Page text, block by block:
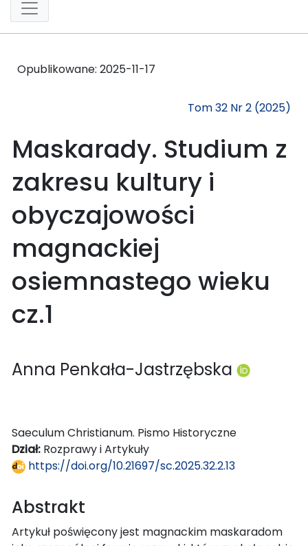
Opublikowane: 2025-11-17
Tom 32 Nr 2 (2025)
Maskarady. Studium z
zakresu kultury i
obyczajowości
magnackiej
osiemnastego wieku
cz.1
Anna Penkała-Jastrzębska
Saeculum Christianum. Pismo Historyczne
Dział: Rozprawy i Artykuły
https://doi.org/10.21697/sc.2025.32.2.13
Abstrakt
Artykuł poświęcony jest magnackim maskaradom